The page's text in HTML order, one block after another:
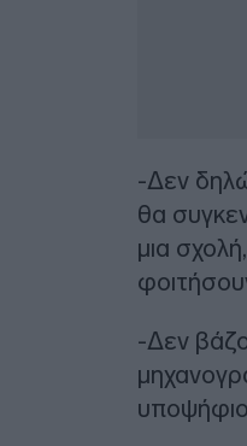
-Δεν
θα
μια
-Δεν